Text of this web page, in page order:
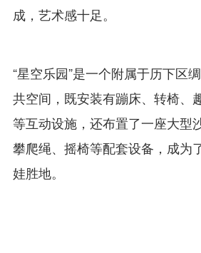
成，艺术感十足。
“星空乐园”是一个附属于历下区
共空间，既安装有蹦床、转椅、
等互动设施，还布置了一座大型
攀爬绳、摇椅等配套设备，成为
娃胜地。